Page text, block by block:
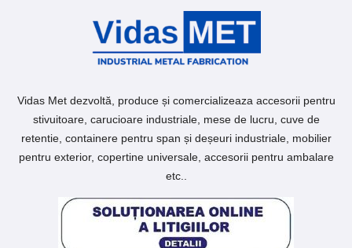
Vidas Met dezvoltă, produce și comercializeaza accesorii pentru
stivuitoare, carucioare industriale, mese de lucru, cuve de
retentie, containere pentru span și deșeuri industriale, mobilier
pentru exterior, copertine universale, accesorii pentru ambalare
etc..